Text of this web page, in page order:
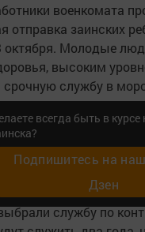
военкомата
отправка заинских
октября. Молодые
высоким
срочную службу в
части, станут
году 65 юношей
43 – весной. Также в
службу по
всегда быть в курсе
Подпишитесь на
Дзен